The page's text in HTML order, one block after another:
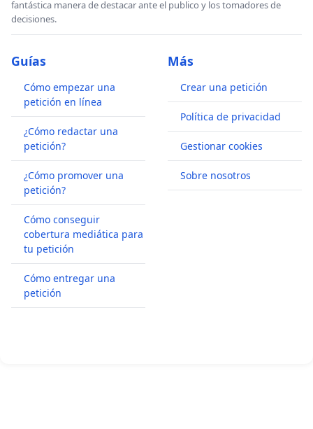
fantástica manera de destacar ante el publico y los tomadores de
decisiones.
Guías
Cómo empezar una
petición en línea
¿Cómo redactar una
petición?
¿Cómo promover una
petición?
Cómo conseguir
cobertura mediática para
tu petición
Cómo entregar una
petición
Más
Crear una petición
Política de privacidad
Gestionar cookies
Sobre nosotros